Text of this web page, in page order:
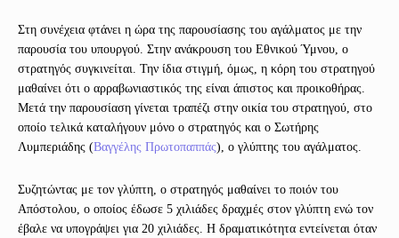
Στη συνέχεια φτάνει η ώρα της παρουσίασης του αγάλματος με την
παρουσία του υπουργού. Στην ανάκρουση του Εθνικού Ύμνου, ο
στρατηγός συγκινείται. Την ίδια στιγμή, όμως, η κόρη του στρατηγού
μαθαίνει ότι ο αρραβωνιαστικός της είναι άπιστος και προικοθήρας.
Μετά την παρουσίαση γίνεται τραπέζι στην οικία του στρατηγού, στο
οποίο τελικά καταλήγουν μόνο ο στρατηγός και ο Σωτήρης
Λυμπεριάδης (Βαγγέλης Πρωτοπαππάς), ο γλύπτης του αγάλματος.
Συζητώντας με τον γλύπτη, ο στρατηγός μαθαίνει το ποιόν του
Απόστολου, ο οποίος έδωσε 5 χιλιάδες δραχμές στον γλύπτη ενώ τον
έβαλε να υπογράψει για 20 χιλιάδες. Η δραματικότητα εντείνεται όταν